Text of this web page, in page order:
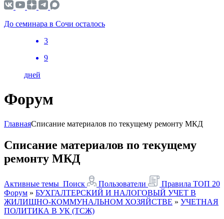
До семинара в Сочи осталось
3
9
дней
Форум
ГлавнаяСписание материалов по текущему ремонту МКД
Списание материалов по текущему
ремонту МКД
Активные темы Поиск Пользователи Правила ТОП 20
Форум » БУХГАЛТЕРСКИЙ И НАЛОГОВЫЙ УЧЕТ В
ЖИЛИЩНО-КОММУНАЛЬНОМ ХОЗЯЙСТВЕ » УЧЕТНАЯ
ПОЛИТИКА В УК (ТСЖ)